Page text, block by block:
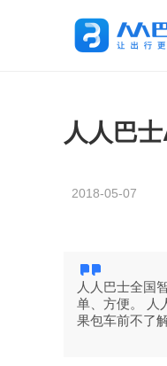
人人巴
2018-05-07
人人巴士全国
单、方便。 人
果包车前不了